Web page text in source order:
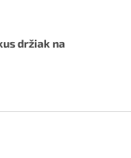
držiak na